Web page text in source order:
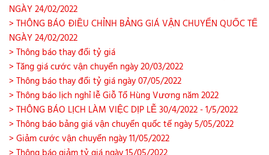
NGÀY 24/02/2022
> THÔNG BÁO ĐIỀU CHỈNH BẢNG GIÁ VẬN CHUYỂN QUỐC TẾ
NGÀY 24/02/2022
> Thông báo thay đổi tỷ giá
> Tăng giá cước vận chuyển ngày 20/03/2022
> Thông báo thay đổi tỷ giá ngày 07/05/2022
> Thông báo lịch nghỉ lễ Giỗ Tổ Hùng Vương năm 2022
> THÔNG BÁO LỊCH LÀM VIỆC DỊP LỄ 30/4/2022 - 1/5/2022
> Thông báo bảng giá vận chuyển quốc tế ngày 5/05/2022
> Giảm cước vận chuyển ngày 11/05/2022